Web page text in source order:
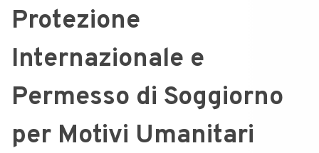
Protezione
Internazionale e
Permesso di Soggiorno
per Motivi Umanitari